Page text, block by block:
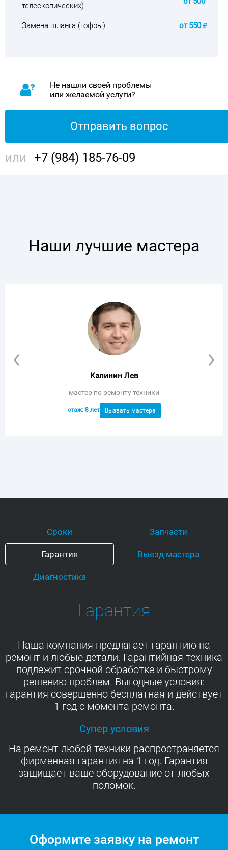
телескопических)
Замена шланга (гофры) от 550
Не нашли своей проблемы
или желаемой услуги?
Отправить вопрос
или +7 (984) 185-76-09
Наши лучшие мастера
Калинин Лев
мастер по ремонту техники
стаж: 8 лет Вызвать мастера
Сроки Запчасти
Гарантия Выезд мастера
Диагностика
Гарантия
Наша компания предлагает гарантию на
ремонт и любые детали. Гарантийная техника
подлежит срочной обработке и быстрому
решению проблем. Выгодные условия:
гарантия совершенно бесплатная и действует
1 год с момента ремонта.
Супер условия
На ремонт любой техники распространяется
фирменная гарантия на 1 год. Гарантия
защищает ваше оборудование от любых
поломок.
Оформите заявку на ремонт